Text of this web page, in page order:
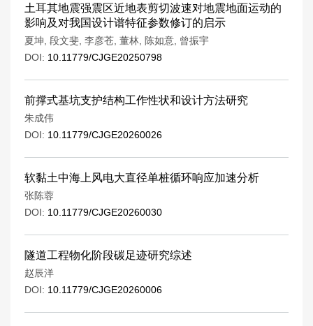
土耳其地震强震区近地表剪切波速对地震地面运动的
影响及对我国设计谱特征参数修订的启示
夏坤 段文斐 李彦苍 董林 陈如意 曾振宇
DOI: 10.11779/CJGE20250798
前撑式基坑支护结构工作性状和设计方法研究
朱成伟
DOI: 10.11779/CJGE20260026
软黏土中海上风电大直径单桩循环响应加速分析
张陈蓉
DOI: 10.11779/CJGE20260030
隧道工程物化阶段碳足迹研究综述
赵辰洋
DOI: 10.11779/CJGE20260006